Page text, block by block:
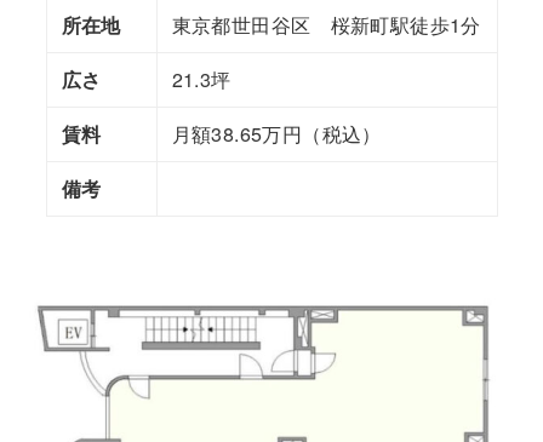
所在地
東京都世田谷区 桜新町駅徒歩1分
広さ
21.3坪
賃料
月額38.65万円（税込）
備考